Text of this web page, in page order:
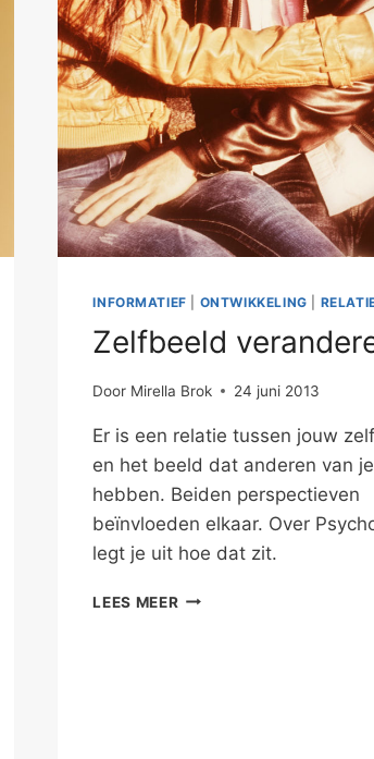
INFORMATIEF ONTWIKKELING
Zelfbeeld
Door Mirella Brok 24 juni 2013
Er is een relatie tussen jouw
en het beeld dat anderen van je
hebben. Beiden perspectieven
beïnvloeden elkaar. Over
legt je uit hoe dat zit.
LEES MEERZELFBEELD